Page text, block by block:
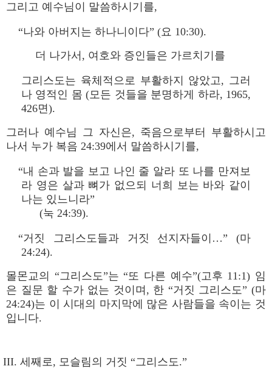
그리고 예수님이 말씀하시기를,
“나와 아버지는 하나니이다” (요 10:30).
더 나가서, 여호와 증인들은 가르치기를
그리스도는 육체적으로 부활하지 않았고, 그러
나 영적인 몸 (모든 것들을 분명하게 하라, 1965,
426면).
그러나 예수님 그 자신은, 죽음으로부터 부활하시고
나서 누가 복음 24:39에서 말씀하시기를,
“내 손과 발을 보고 나인 줄 알라 또 나를 만져보
라 영은 살과 뼈가 없으되 너희 보는 바와 같이
나는 있느니라”
(눅 24:39).
“거짓 그리스도들과 거짓 선지자들이…” (마
24:24).
몰몬교의 “그리스도”는 “또 다른 예수”(고후 11:1) 임
은 질문 할 수가 없는 것이며, 한 “거짓 그리스도” (마
24:24)는 이 시대의 마지막에 많은 사람들을 속이는 것
입니다.
III. 세째로, 모슬림의 거짓 “그리스도.”